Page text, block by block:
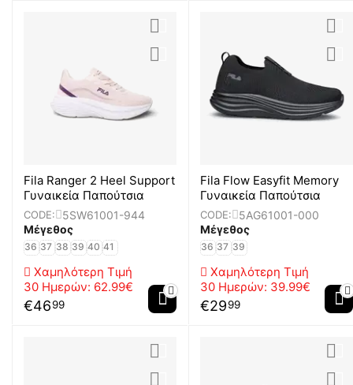
Fila Ranger 2 Heel Support
Γυναικεία Παπούτσια
CODE:
5SW61001-944
Μέγεθος
36 37 38 39 40 41
Χαμηλότερη Τιμή
30 Ημερών: 62.99€
€4699
Fila Flow Easyfit Memory
Γυναικεία Παπούτσια
CODE:
5AG61001-000
Μέγεθος
36 37 39
Χαμηλότερη Τιμή
30 Ημερών: 39.99€
€2999